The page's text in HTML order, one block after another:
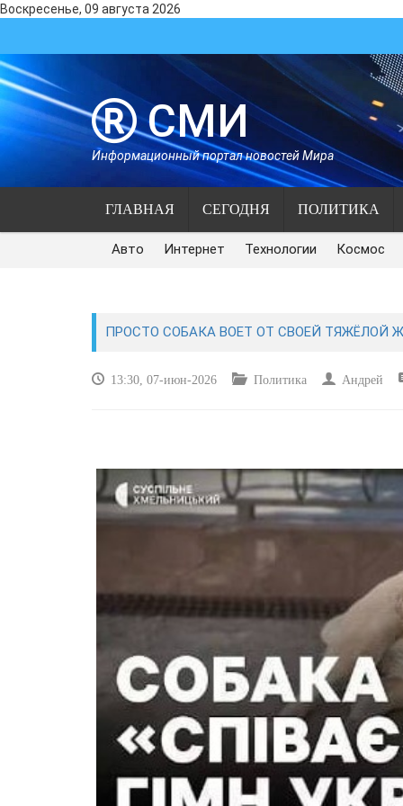
Воскресенье, 09 августа 2026
СМИ
Информационный портал новостей Мира
ГЛАВНАЯ СЕГОДНЯ ПОЛИТИКА
Авто Интернет Технологии Космос
ПРОСТО СОБАКА ВОЕТ ОТ СВОЕЙ ТЯЖЁЛОЙ
13:30, 07-июн-2026 Политика Андрей